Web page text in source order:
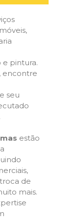
pintura.
encontre
seu
estão
de
mais.